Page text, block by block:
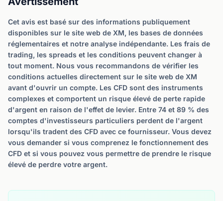
Cet avis est basé sur des informations publiquement
disponibles sur le site web de XM, les bases de données
réglementaires et notre analyse indépendante. Les frais de
trading, les spreads et les conditions peuvent changer à
tout moment. Nous vous recommandons de vérifier les
conditions actuelles directement sur le site web de XM
avant d'ouvrir un compte. Les CFD sont des instruments
complexes et comportent un risque élevé de perte rapide
d'argent en raison de l'effet de levier. Entre 74 et 89 % des
comptes d'investisseurs particuliers perdent de l'argent
lorsqu'ils tradent des CFD avec ce fournisseur. Vous devez
vous demander si vous comprenez le fonctionnement des
CFD et si vous pouvez vous permettre de prendre le risque
élevé de perdre votre argent.